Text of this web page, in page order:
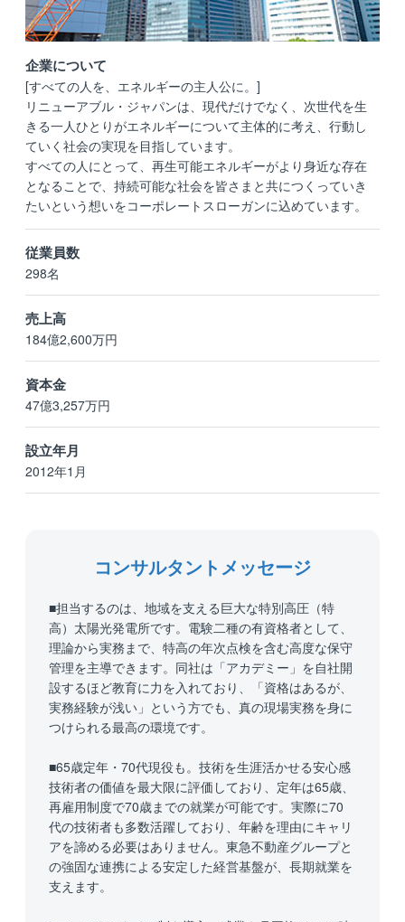
設立年月
2012年1月
資本金
47億3,257万円
売上高
184億2,600万円
従業員数
298名
企業について
[すべての人を、エネルギーの主人公に。]
リニューアブル・ジャパンは、現代だけでなく、次世代を生
きる一人ひとりがエネルギーについて主体的に考え、行動し
ていく社会の実現を目指しています。
すべての人にとって、再生可能エネルギーがより身近な存在
となることで、持続可能な社会を皆さまと共につくっていき
たいという想いをコーポレートスローガンに込めています。
コンサルタントメッセージ
■担当するのは、地域を支える巨大な特別高圧（特
高）太陽光発電所です。電験二種の有資格者として、
理論から実務まで、特高の年次点検を含む高度な保守
管理を主導できます。同社は「アカデミー」を自社開
設するほど教育に力を入れており、「資格はあるが、
実務経験が浅い」という方でも、真の現場実務を身に
つけられる最高の環境です。
■65歳定年・70代現役も。技術を生涯活かせる安心感
技術者の価値を最大限に評価しており、定年は65歳、
再雇用制度で70歳までの就業が可能です。実際に70
代の技術者も多数活躍しており、年齢を理由にキャリ
アを諦める必要はありません。東急不動産グループと
の強固な連携による安定した経営基盤が、長期就業を
支えます。